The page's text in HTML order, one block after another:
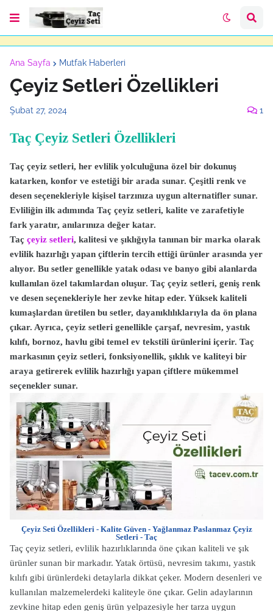
Ana Sayfa Mutfak Haberleri
Çeyiz Setleri Özellikleri
Şubat 27, 2024 1
Taç Çeyiz Setleri Özellikleri
Taç çeyiz setleri, her evlilik yolculuğuna özel bir dokunuş
katarken, konfor ve estetiği bir arada sunar. Çeşitli renk ve
desen seçenekleriyle kişisel tarzınıza uygun alternatifler sunar.
Evliliğin ilk adımında Taç çeyiz setleri, kalite ve zarafetiyle
fark yaratır, anılarınıza değer katar.
Taç çeyiz setleri, kalitesi ve şıklığıyla tanınan bir marka olarak
evlilik hazırlığı yapan çiftlerin tercih ettiği ürünler arasında yer
alıyor. Bu setler genellikle yatak odası ve banyo gibi alanlarda
kullanılan özel takımlardan oluşur. Taç çeyiz setleri, geniş renk
ve desen seçenekleriyle her zevke hitap eder. Yüksek kaliteli
kumaşlardan üretilen bu setler, dayanıklılıklarıyla da ön plana
çıkar. Ayrıca, çeyiz setleri genellikle çarşaf, nevresim, yastık
kılıfı, bornoz, havlu gibi temel ev tekstili ürünlerini içerir. Taç
markasının çeyiz setleri, fonksiyonellik, şıklık ve kaliteyi bir
araya getirerek evlilik hazırlığı yapan çiftlere mükemmel
seçenekler sunar.
Çeyiz Seti Özellikleri - Kalite Güven - Yağlanmaz Paslanmaz Çeyiz
Setleri - Taç
Taç çeyiz setleri, evlilik hazırlıklarında öne çıkan kaliteli ve şık
ürünler sunan bir markadır. Yatak örtüsü, nevresim takımı, yastık
kılıfı gibi ürünlerdeki detaylarla dikkat çeker. Modern desenleri ve
kullanılan malzemelerdeki kaliteyle öne çıkar. Gelin adaylarının
zevkine hitap eden geniş ürün yelpazesiyle her tarza uygun